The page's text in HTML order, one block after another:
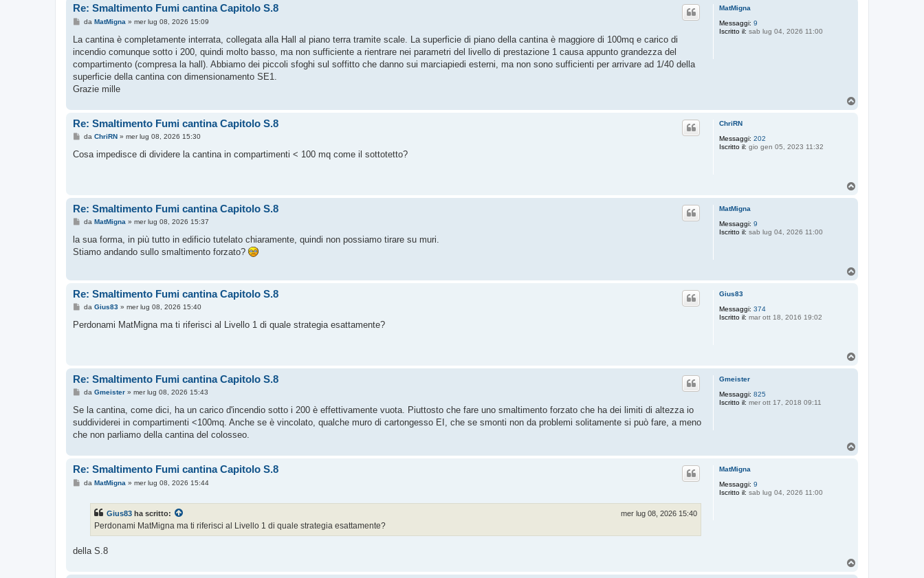
MatMigna
Messaggi: 9
Iscritto il: sab lug 04, 2026 11:00
Re: Smaltimento Fumi cantina Capitolo S.8
M
s
a
g
i
o
da MatMigna » mer lug 08, 2026 15:09
La cantina è completamente interrata, collegata alla Hall al piano terra tramite scale. La superficie di piano della cantina è maggiore di 100mq e carico di
incendio comunque sotto i 200, quindi molto basso, ma non sufficiente a rientrare nei parametri del livello di prestazione 1 causa appunto grandezza del
compartimento (compresa la hall). Abbiamo dei piccoli sfoghi sul soffitto che danno sui marciapiedi esterni, ma non sono sufficienti per arrivare ad 1/40 della
superficie della cantina con dimensionamento SE1.
Grazie mille
ChriRN
Messaggi: 202
Iscritto il: gio gen 05, 2023 11:32
Re: Smaltimento Fumi cantina Capitolo S.8
M
s
da ChriRN » mer lug 08, 2026 15:30
Cosa impedisce di dividere la cantina in compartimenti < 100 mq come il sottotetto?
MatMigna
Messaggi: 9
Iscritto il: sab lug 04, 2026 11:00
Re: Smaltimento Fumi cantina Capitolo S.8
M
s
a
i
da MatMigna» mer lug 08, 2026 15:37
la sua forma, in più tutto in edificio tutelato chiaramente, quindi non possiamo tirare su muri.
Stiamo andando sullo smaltimento forzato?
Gius83
Messaggi: 374
Iscritto il: mar ott 18, 2016 19:02
Re: Smaltimento Fumi cantina Capitolo S.8
M
s
da Gius83» mer lug 08, 2026 15:40
Perdonami MatMigna ma ti riferisci al Livello 1 di quale strategia esattamente?
Gmeister
Messaggi: 825
Iscritto il: mer ott 17, 2018 09:11
Re: Smaltimento Fumi cantina Capitolo S.8
M
s
a
g
o
da Gmeister» mer lug 08, 2026 15:43
Se la cantina, come dici, ha un carico d'incendio sotto i 200 è effettivamente vuota. Piuttosto che fare uno smaltimento forzato che ha dei limiti di altezza io
suddividerei in compartimenti <100mq. Anche se è vincolato, qualche muro di cartongesso EI, che se smonti non da problemi solitamente si può fare, a meno
che non parliamo della cantina del colosseo.
MatMigna
Messaggi: 9
Iscritto il: sab lug 04, 2026 11:00
Re: Smaltimento Fumi cantina Capitolo S.8
M
o
da MatMigna » mer lug 08, 2026 15:44
Gius83 ha scritto: mer lug 08, 2026 15:40
Perdonami MatMigna ma ti riferisci al Livello 1 di quale strategia esattamente?
della S.8